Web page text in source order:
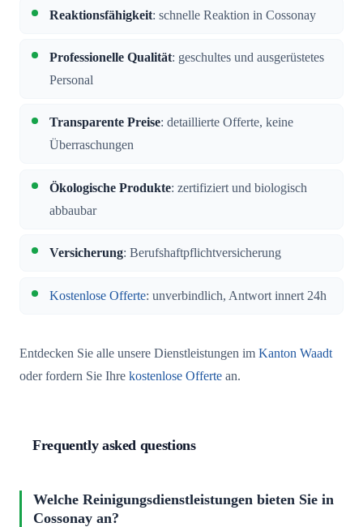
Reaktionsfähigkeit: schnelle Reaktion in Cossonay
Professionelle Qualität: geschultes und ausgerüstetes
Personal
Transparente Preise: detaillierte Offerte, keine
Überraschungen
Ökologische Produkte: zertifiziert und biologisch
abbaubar
Versicherung: Berufshaftpflichtversicherung
Kostenlose Offerte: unverbindlich, Antwort innert 24h
Entdecken Sie alle unsere Dienstleistungen im Kanton Waadt
oder fordern Sie Ihre kostenlose Offerte an.
Frequently asked questions
Welche Reinigungsdienstleistungen bieten Sie in
Cossonay an?